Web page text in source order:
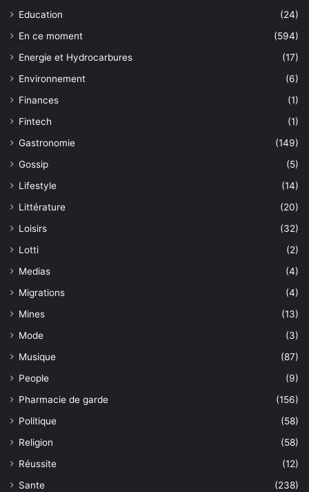
Education
(24)
En ce moment
(594)
Energie et Hydrocarbures
(17)
Environnement
(6)
Finances
(1)
Fintech
(1)
Gastronomie
(149)
Gossip
(5)
Lifestyle
(14)
Littérature
(20)
Loisirs
(32)
Lotti
(2)
Medias
(4)
Migrations
(4)
Mines
(13)
Mode
(3)
Musique
(87)
People
(9)
Pharmacie de garde
(156)
Politique
(58)
Religion
(58)
Réussite
(12)
Sante
(238)